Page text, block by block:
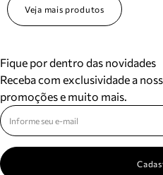
Veja mais produtos
Fique por dentro das novidades
Receba com exclusividade a
promoções e muito mais.